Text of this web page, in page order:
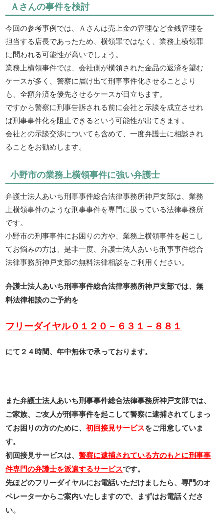
Ａさんの事件を検討
今回の参考事例では、Ａさんは売上金の管理など金銭管理を
担当する店長であったため、横領罪ではなく、業務上横領罪
に問われる可能性が高いでしょう。
業務上横領事件では、会社側が横領された金品の返済を望む
ケースが多く、警察に届け出て刑事事件化させることより
も、全額弁済を優先させるケースが目立ちます。
ですから警察に刑事告訴される前に会社と示談を成立させれ
ば刑事事件化を阻止できるという可能性が出てきます。
会社との示談交渉についても含めて、一度弁護士に相談され
ることをお勧めします。
小野市の業務上横領事件に強い弁護士
弁護士法人あいち刑事事件総合法律事務所神戸支部は、業務
上横領事件のような刑事事件を専門に扱っている法律事務所
です。
小野市の刑事事件にお困りの方や、業務上横領事件を起こし
てお悩みの方は、是非一度、弁護士法人あいち刑事事件総合
法律事務所神戸支部の無料法律相談をご利用ください。
弁護士法人あいち刑事事件総合法律事務所神戸支部では、無
料法律相談のご予約を
フリーダイヤル０１２０－６３１－８８１
にて２４時間、年中無休で承っております。
また弁護士法人あいち刑事事件総合法律事務所神戸支部では、
ご家族、ご友人が刑事事件を起こして警察に逮捕されてしまっ
てお困りの方のために、初回接見サービスをご用意していま
す。
初回接見サービスは、警察に逮捕されている方のもとに刑事事
件専門の弁護士を派遣するサービスです。
先ほどのフリーダイヤルにお電話いただけましたら、専門のオ
ペレーターからご案内いたしますので、まずはお電話くださ
い。